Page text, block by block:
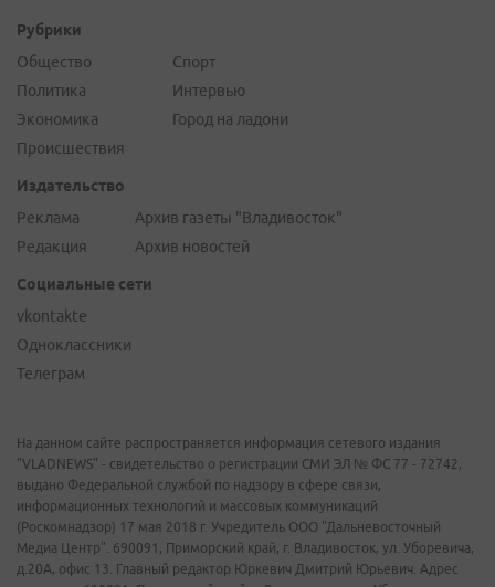
Рубрики
Общество
Политика
Экономика
Происшествия
Спорт
Интервью
Город на ладони
Издательство
Реклама
Редакция
Архив газеты "Владивосток"
Архив новостей
Социальные сети
vkontakte
Одноклассники
Телеграм
На данном сайте распространяется информация сетевого издания
"VLADNEWS" - свидетельство о регистрации СМИ ЭЛ № ФС 77 - 72742,
выдано Федеральной службой по надзору в сфере связи,
информационных технологий и массовых коммуникаций
(Роскомнадзор) 17 мая 2018 г. Учредитель ООО "Дальневосточный
Медиа Центр". 690091, Приморский край, г. Владивосток, ул. Уборевича,
д.20А, офис 13. Главный редактор Юркевич Дмитрий Юрьевич. Адрес